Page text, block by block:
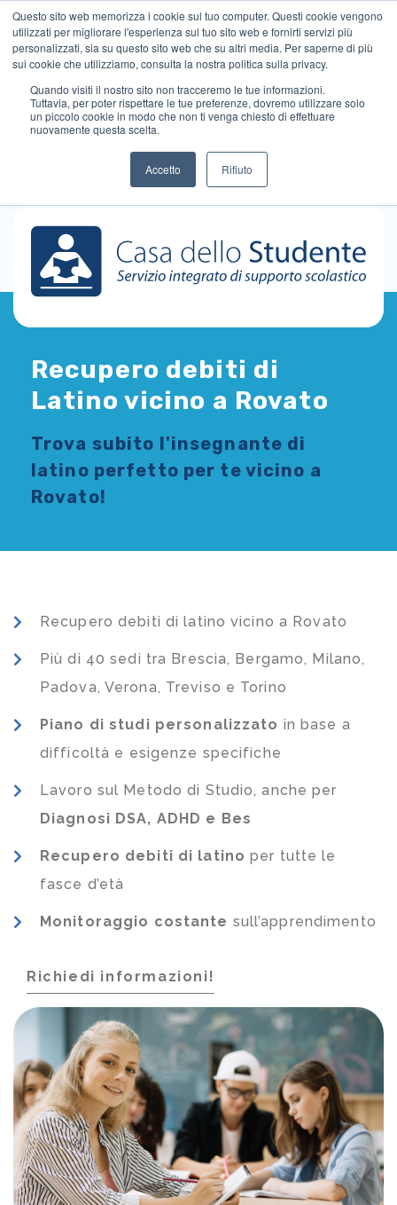
Questo sito web memorizza i cookie sul tuo computer. Questi cookie vengono
utilizzati per migliorare l'esperienza sul tuo sito web e fornirti servizi più
personalizzati, sia su questo sito web che su altri media. Per saperne di più
sui cookie che utilizziamo, consulta la nostra politica sulla privacy.
Quando visiti il ​​nostro sito non tracceremo le tue informazioni.
Tuttavia, per poter rispettare le tue preferenze, dovremo utilizzare solo
un piccolo cookie in modo che non ti venga chiesto di effettuare
nuovamente questa scelta.
Accetto Rifiuto
Recupero debiti di
Latino vicino a Rovato
Trova subito l'insegnante di
latino perfetto per te vicino a
Rovato!
Recupero debiti di latino vicino a Rovato
Più di 40 sedi tra Brescia, Bergamo, Milano,
Padova, Verona, Treviso e Torino
Piano di studi personalizzato in base a
difficoltà e esigenze specifiche
Lavoro sul Metodo di Studio, anche per
Diagnosi DSA, ADHD e Bes
Recupero debiti di latino per tutte le
fasce d’età
Monitoraggio costante sull’apprendimento
Richiedi informazioni!